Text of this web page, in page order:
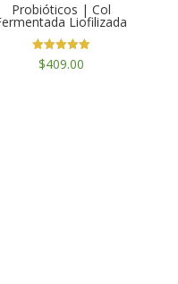
Probióticos | Col
Liofilizada
Valorado en
5.00
$409.00